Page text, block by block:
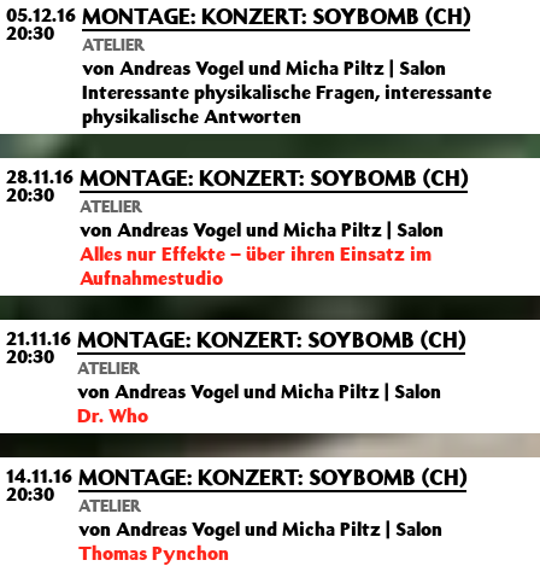
05.12.16
20:30
MONTAGE: KONZERT: SOYBOMB (CH)
ATELIER
von Andreas Vogel und Micha Piltz | Salon
Interessante physikalische Fragen, interessante
physikalische Antworten
28.11.16
20:30
MONTAGE: KONZERT: SOYBOMB (CH)
ATELIER
von Andreas Vogel und Micha Piltz | Salon
Alles nur Effekte – über ihren Einsatz im
Aufnahmestudio
21.11.16
20:30
MONTAGE: KONZERT: SOYBOMB (CH)
ATELIER
von Andreas Vogel und Micha Piltz | Salon
Dr. Who
14.11.16
20:30
MONTAGE: KONZERT: SOYBOMB (CH)
ATELIER
von Andreas Vogel und Micha Piltz | Salon
Thomas Pynchon